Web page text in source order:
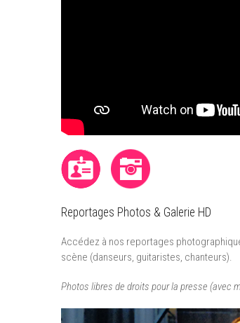
Reportages Photos & Galerie HD
Accédez à nos reportages
scène (danseurs, guitaristes, chanteurs).
Photos libres de droits pour la presse (avec